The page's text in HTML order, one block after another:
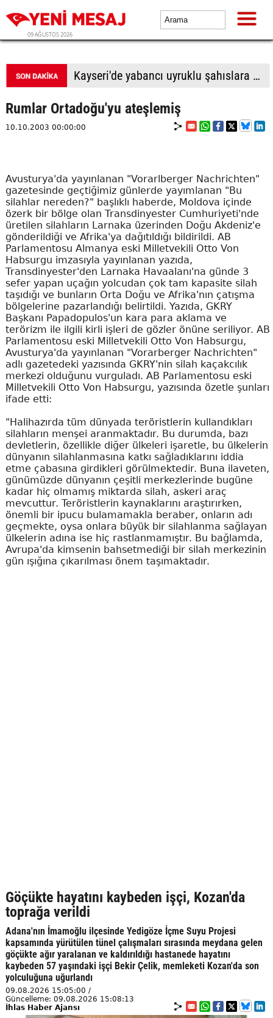
09 AĞUSTOS 2026
Kayseri'de yabancı uyruklu şahıslara biber gazı sıkıp bıçakladılar: 1 ölü, 1 yaralı
Rumlar Ortadoğu'yu ateşlemiş
10.10.2003 00:00:00
Avusturya'da yayınlanan "Vorarlberger Nachrichten"
gazetesinde geçtiğimiz günlerde yayımlanan "Bu
silahlar nereden?" başlıklı haberde, Moldova içinde
özerk bir bölge olan Transdinyester Cumhuriyeti'nde
üretilen silahların Larnaka üzerinden Doğu Akdeniz'e
gönderildiği ve Afrika'ya dağıtıldığı bildirildi. AB
Parlamentosu Almanya eski Milletvekili Otto Von
Habsurgu imzasıyla yayınlanan yazıda,
Transdinyester'den Larnaka Havaalanı'na günde 3
sefer yapan uçağın yolcudan çok tam kapasite silah
taşıdığı ve bunların Orta Doğu ve Afrika'nın çatışma
bölgelerine pazarlandığı belirtildi. Yazıda, GKRY
Başkanı Papadopulos'un kara para aklama ve
terörizm ile ilgili kirli işleri de gözler önüne seriliyor. AB
Parlamentosu eski Milletvekili Otto Von Habsurgu,
Avusturya'da yayınlanan "Vorarberger Nachrichten"
adlı gazetedeki yazısında GKRY'nin silah kaçakcılık
merkezi olduğunu vurguladı. AB Parlamentosu eski
Milletvekili Otto Von Habsurgu, yazısında özetle şunları
ifade etti:
"Halihazırda tüm dünyada teröristlerin kullandıkları
silahların menşei aranmaktadır. Bu durumda, bazı
devletlerin, özellikle diğer ülkeleri işaretle, bu ülkelerin
dünyanın silahlanmasına katkı sağladıklarını iddia
etme çabasına girdikleri görülmektedir. Buna ilaveten,
günümüzde dünyanın çeşitli merkezlerinde bugüne
kadar hiç olmamış miktarda silah, askeri araç
mevcuttur. Teröristlerin kaynaklarını araştırırken,
önemli bir ipucu bulamamakla beraber, onların adı
geçmekte, oysa onlara büyük bir silahlanma sağlayan
ülkelerin adına ise hiç rastlanmamıştır. Bu bağlamda,
Avrupa'da kimsenin bahsetmediği bir silah merkezinin
gün ışığına çıkarılması önem taşımaktadır.
Göçükte hayatını kaybeden işçi, Kozan'da
toprağa verildi
Adana'nın İmamoğlu ilçesinde Yedigöze İçme Suyu Projesi
kapsamında yürütülen tünel çalışmaları sırasında meydana gelen
göçükte ağır yaralanan ve kaldırıldığı hastanede hayatını
kaybeden 57 yaşındaki işçi Bekir Çelik, memleketi Kozan'da son
yolculuğuna uğurlandı
09.08.2026 15:05:00 /
Güncelleme: 09.08.2026 15:08:13
İhlas Haber Ajansı